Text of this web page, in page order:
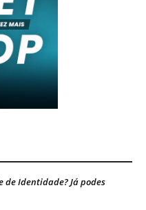
de Identidade? Já podes